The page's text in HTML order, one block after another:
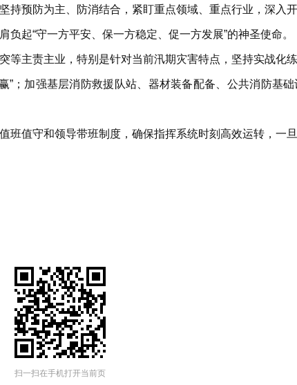
持预防为主、防消结合，紧盯重点领域、重点行业，深入
起“守一方平安、保一方稳定、促一方发展”的神圣使命。
等主责主业，特别是针对当前汛期灾害特点，坚持实战化
；加强基层消防救援队站、器材装备配备、公共消防基
班值守和领导带班制度，确保指挥系统时刻高效运转，一
扫一扫在手机打开当前页